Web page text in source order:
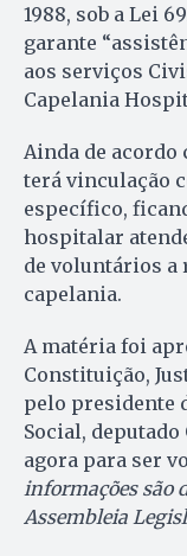
1988, sob a Lei
garante
aos serviços
Capelania
Ainda de acordo
terá vinculação
específico,
hospitalar
de voluntários a
capelania.
A matéria foi
Constituição,
pelo presidente
Social, deputado
agora para ser
informações são
Assembleia